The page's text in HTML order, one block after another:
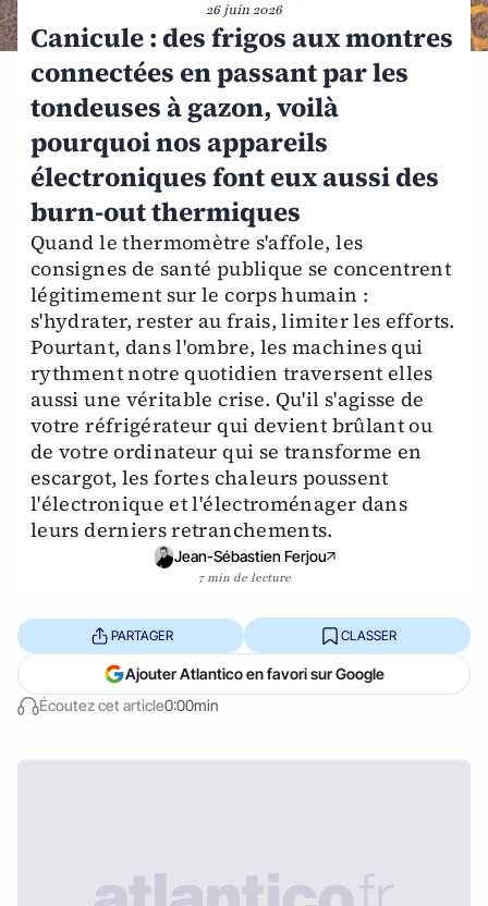
26 juin 2026
Canicule : des frigos aux montres
connectées en passant par les
tondeuses à gazon, voilà
pourquoi nos appareils
électroniques font eux aussi des
burn-out thermiques
Quand le thermomètre s'affole, les
consignes de santé publique se concentrent
légitimement sur le corps humain :
s'hydrater, rester au frais, limiter les efforts.
Pourtant, dans l'ombre, les machines qui
rythment notre quotidien traversent elles
aussi une véritable crise. Qu'il s'agisse de
votre réfrigérateur qui devient brûlant ou
de votre ordinateur qui se transforme en
escargot, les fortes chaleurs poussent
l'électronique et l'électroménager dans
leurs derniers retranchements.
Jean-Sébastien Ferjou
7 min de lecture
Écoutez cet article0:00min
PARTAGER CLASSER
Ajouter Atlantico en favori sur Google